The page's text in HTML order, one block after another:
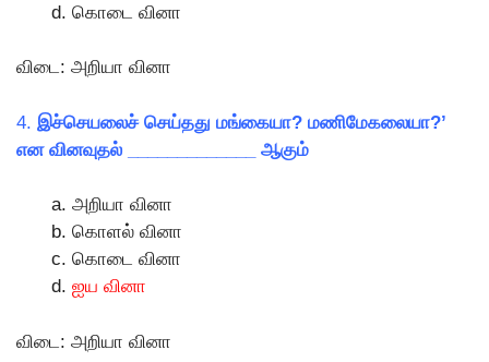
கொடை வினா
விடை: அறியா வினா
4. இச்செயலைச் செய்தது மங்கையா? மணிமேகலையா?’
என வினவுதல் _____________ ஆகும்
அறியா வினா
கொளல் வினா
கொடை வினா
ஐய வினா
விடை: அறியா வினா